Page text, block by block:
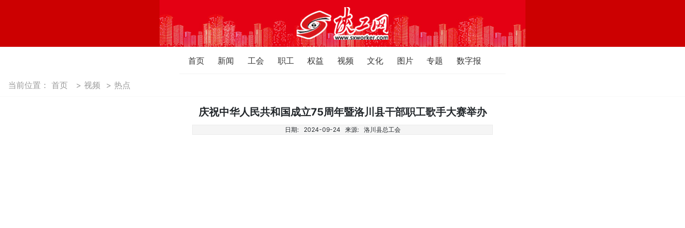
首页 新闻 工会 职工 权益 视频 文化 图片 专题 数字报
当前位置：首页 > 视频 > 热点
庆祝中华人民共和国成立75周年暨洛川县干部职工歌手大赛举办
日期: 2024-09-24 来源: 洛川县总工会